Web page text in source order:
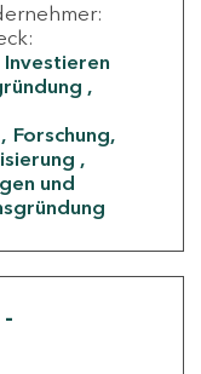
Investieren
Forschung,
und